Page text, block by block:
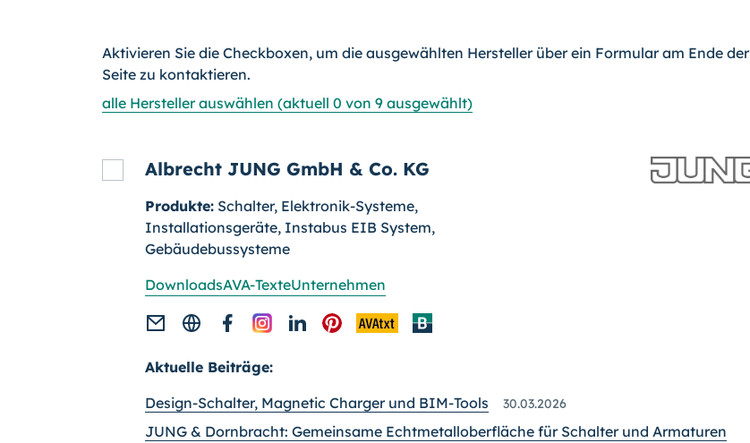
Aktivieren Sie die Checkboxen, um die ausgewählten Hersteller über ein Formular am Ende der
Seite zu kontaktieren.
alle Hersteller auswählen (aktuell 0 von 9 ausgewählt)
Albrecht JUNG GmbH & Co. KG
Produkte: Schalter, Elektronik-Systeme,
Installationsgeräte, Instabus EIB System,
Gebäudebussysteme
DownloadsAVA-TexteUnternehmen
Aktuelle Beiträge:
Design-Schalter, Magnetic Charger und BIM-Tools
30.03.2026
JUNG & Dornbracht: Gemeinsame Echtmetalloberfläche für Schalter und Armaturen